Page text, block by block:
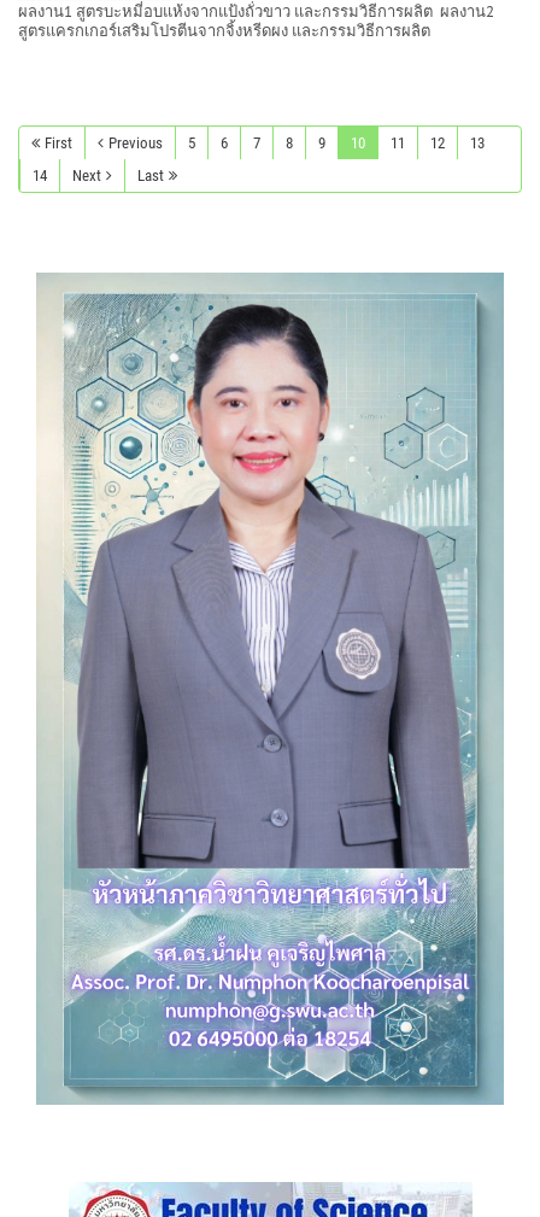
ผลงาน1 สูตรบะหมี่อบแห้งจากแป้งถั่วขาว และกรรมวิธีการผลิต ผลงาน2
สูตรแครกเกอร์เสริมโปรตีนจากจิ้งหรีดผง และกรรมวิธีการผลิต
First Previous 5 6 7 8 9 10 11 12
13
14
Next Last